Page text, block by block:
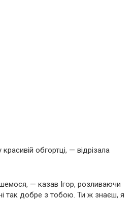
обгортці, — відрізала
— казав Ігор, розливаючи
так добре з тобою. Ти ж знаєш, я